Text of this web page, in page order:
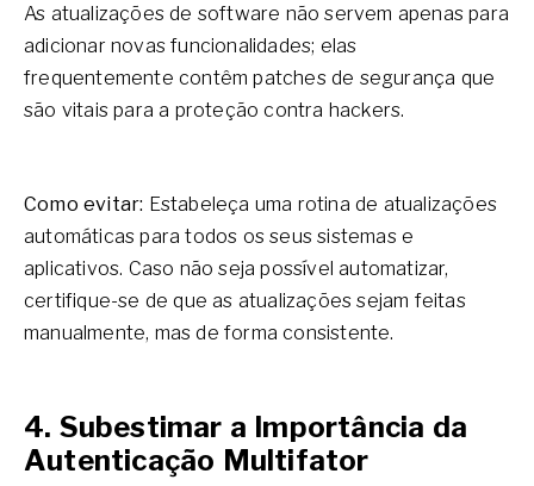
As atualizações de software não servem apenas para
adicionar novas funcionalidades; elas
frequentemente contêm patches de segurança que
são vitais para a proteção contra hackers.
Como evitar: Estabeleça uma rotina de atualizações
automáticas para todos os seus sistemas e
aplicativos. Caso não seja possível automatizar,
certifique-se de que as atualizações sejam feitas
manualmente, mas de forma consistente.
4. Subestimar a Importância da
Autenticação Multifator